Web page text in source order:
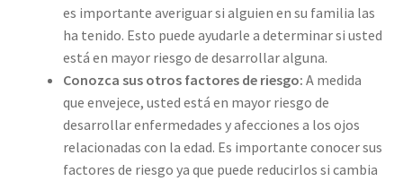
es importante averiguar si alguien en su familia las
ha tenido. Esto puede ayudarle a determinar si usted
está en mayor riesgo de desarrollar alguna.
Conozca sus otros factores de riesgo:A medida
que envejece, usted está en mayor riesgo de
desarrollar enfermedades y afecciones a los ojos
relacionadas con la edad. Es importante conocer sus
factores de riesgo ya que puede reducirlos si cambia